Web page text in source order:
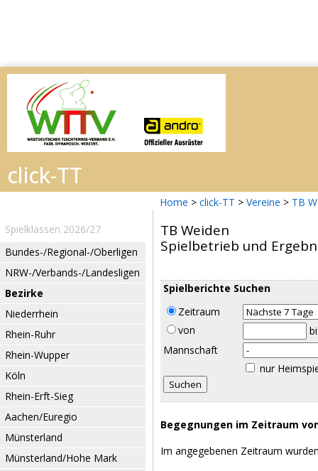
Home > click-TT > Vereine > TB
Spielklassen 2026/27
Bundes-/Regional-/Oberligen
NRW-/Verbands-/Landesligen
Bezirke
Niederrhein
Rhein-Ruhr
Rhein-Wupper
Köln
Rhein-Erft-Sieg
Aachen/Euregio
Münsterland
Münsterland/Hohe Mark
TB Weiden
Spielbetrieb und
Spielberichte Suchen
Zeitraum
von
Mannschaft
nur
Begegnungen im Zeitraum
Im angegebenen Zeitraum